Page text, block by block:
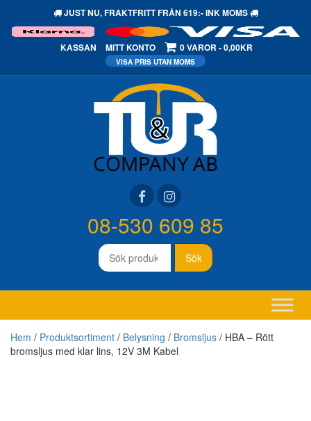
JUST NU,FRAKTFRITTFRÅN 619:- INK MOMS
KASSAN MITT KONTO 0 VAROR 0,00KR
Sök
efter:
Sök
08-530 609 85
Hem / Produktsortiment / Belysning / Bromsljus / HBA – Rött
bromsljus med klar lins, 12V 3M Kabel